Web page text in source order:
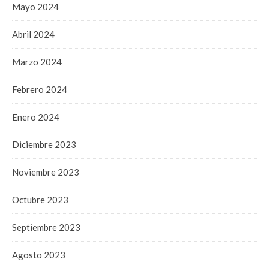
Mayo 2024
Abril 2024
Marzo 2024
Febrero 2024
Enero 2024
Diciembre 2023
Noviembre 2023
Octubre 2023
Septiembre 2023
Agosto 2023